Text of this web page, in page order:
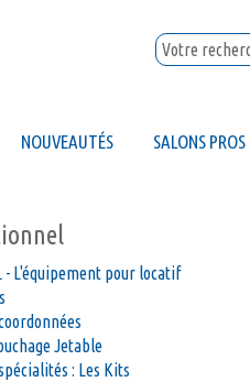
NOUVEAUTÉS SALONS PROS
- L'équipement pour locatif
Jetable
: Les Kits